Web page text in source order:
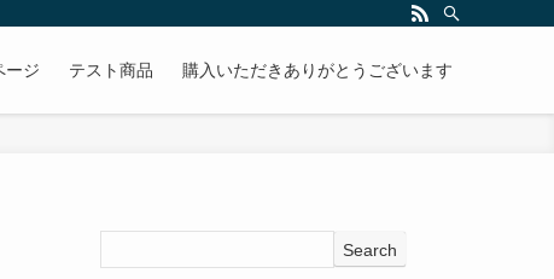
ージ テスト商品 購入いただきありがとうございます
Search